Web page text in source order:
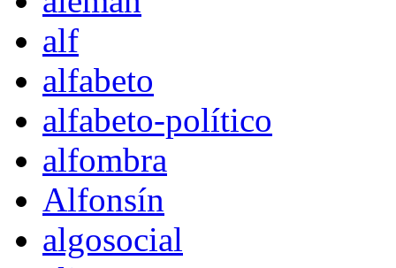
alf
alfabeto
alfabeto-político
alfombra
Alfonsín
algosocial